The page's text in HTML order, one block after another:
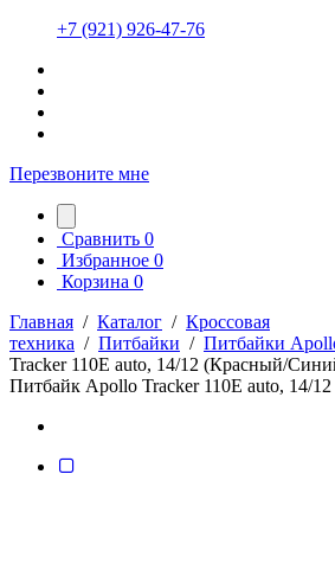
+7 (921) 926-47-76
Перезвоните мне
Сравнить 0
Избранное 0
Корзина 0
Главная / Каталог / Кроссовая
техника / Питбайки / Питбайки
Tracker 110E auto, 14/12 (Красный/
Питбайк Apollo Tracker 110E auto, 14/